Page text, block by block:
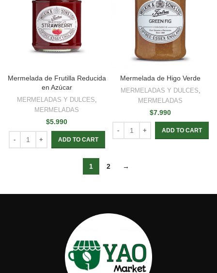
Mermelada de Frutilla Reducida
en Azúcar
MERMELADAS Y DULCES,
MERMELADAS
$5.990
ADD TO CART
Mermelada de Higo Verde
MERMELADAS Y DULCES,
MERMELADAS
$7.990
ADD TO CART
1 2 →